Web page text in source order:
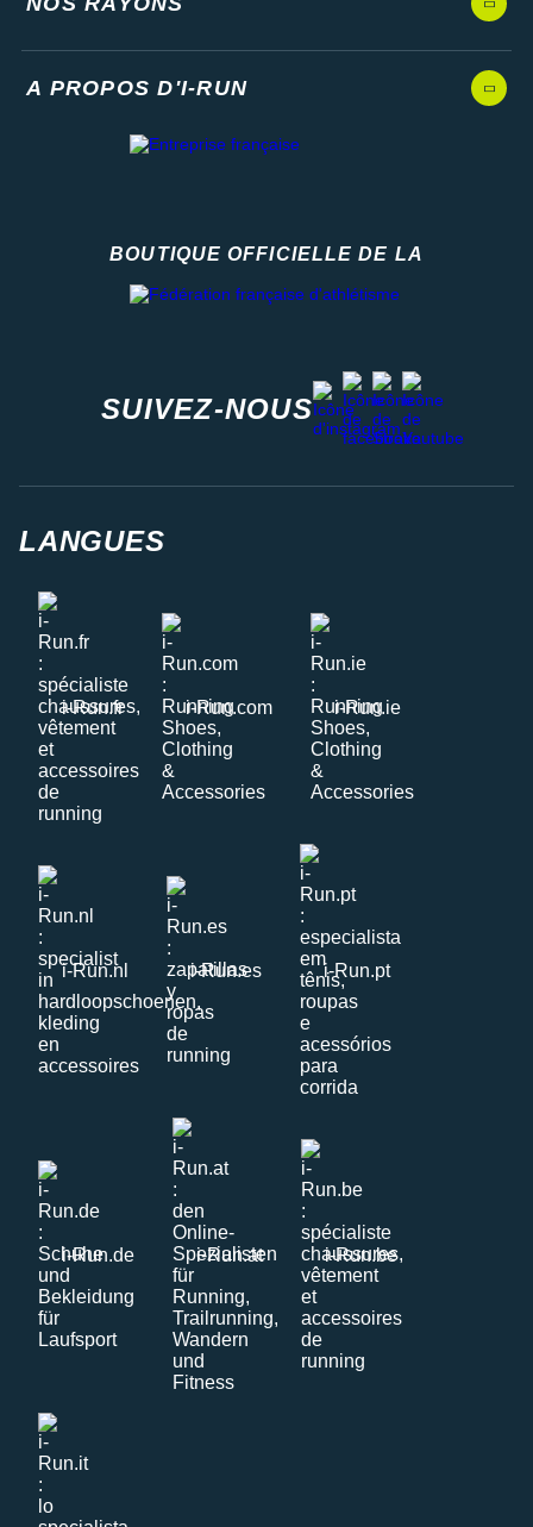
A PROPOS D'I-RUN
BOUTIQUE OFFICIELLE DE LA
SUIVEZ-NOUS
instagram
facebook
stravayoutube
LANGUES
i-Run.fr i-Run.com i-Run.ie
i-Run.nl i-Run.es i-Run.pt
i-Run.de i-Run.at i-Run.be